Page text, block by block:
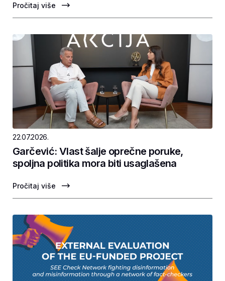
Pročitaj više
22.07.2026.
Garčević: Vlast šalje oprečne poruke,
spoljna politika mora biti usaglašena
Pročitaj više